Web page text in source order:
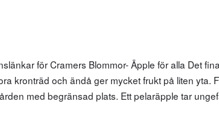
för Cramers Blommor- Äpple för alla Det
kronträd och ändå ger mycket frukt på liten yta.
med begränsad plats. Ett pelaräpple tar